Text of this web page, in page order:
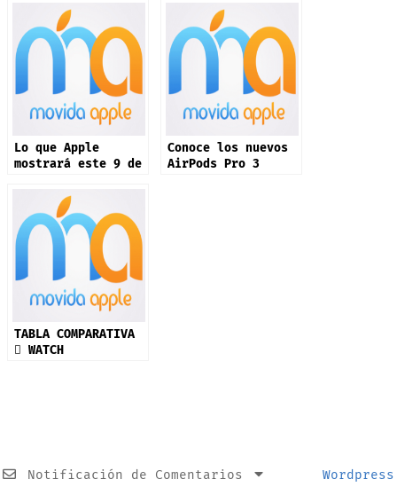
Lo que Apple
mostrará este 9 de
17 y más productos
Conoce los nuevos
AirPods Pro 3
TABLA COMPARATIVA
 WATCH
Notificación de Comentarios Wordpress